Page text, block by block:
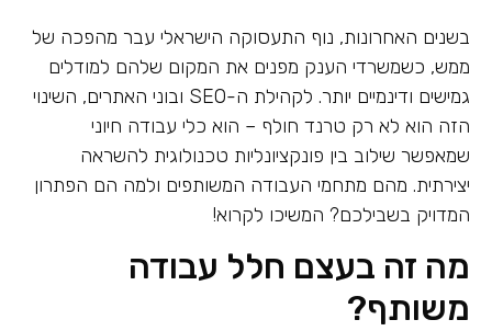
בשנים האחרונות, נוף התעסוקה הישראלי עבר מהפכה של
ממש, כשמשרדי הענק מפנים את המקום שלהם למודלים
גמישים ודינמיים יותר. לקהילת ה-SEO ובוני האתרים, השינוי
הזה הוא לא רק טרנד חולף – הוא כלי עבודה חיוני
שמאפשר שילוב בין פונקציונליות טכנולוגית להשראה
יצירתית. מהם מתחמי העבודה המשותפים ולמה הם הפתרון
המדויק בשבילכם? המשיכו לקרוא!
מה זה בעצם חלל עבודה
משותף?